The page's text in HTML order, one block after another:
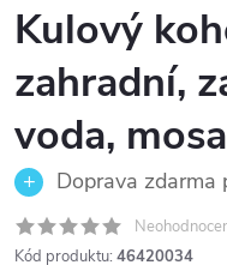
Kulový
zahradní,
voda,
Doprava zdarma
Kód produktu: 46420034